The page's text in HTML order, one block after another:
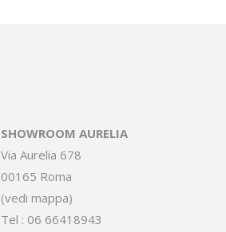
SHOWROOM AURELIA
Via Aurelia 678
00165 Roma
(vedi mappa)
Tel : 06 66418943